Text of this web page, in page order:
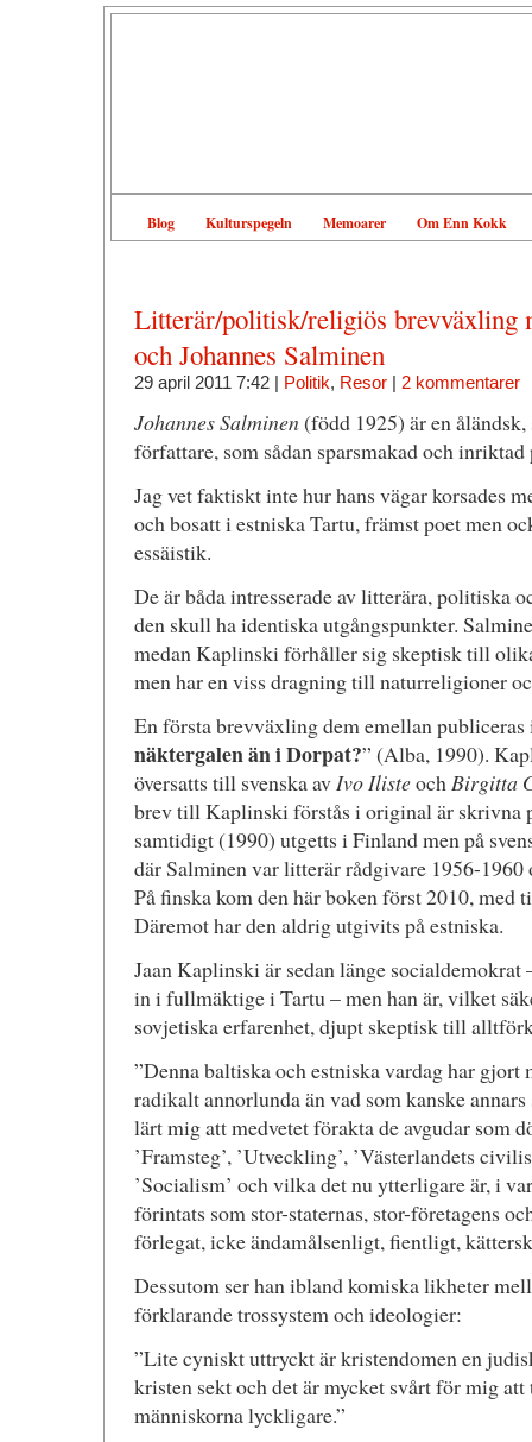
Blog Kulturspegeln Memoarer Om Enn Kokk
Litterär/politisk/religiös brevväxling
och Johannes Salminen
29 april 2011 7:42 | Politik, Resor| 2 kommentarer
Johannes Salminen(född 1925) är en åländsk,
författare, som sådan sparsmakad och inriktad
Jag vet faktiskt inte hur hans vägar korsades
och bosatt i estniska Tartu, främst poet men
essäistik.
De är båda intresserade av litterära, politiska
den skull ha identiska utgångspunkter.
medan Kaplinski förhåller sig skeptisk till
men har en viss dragning till naturreligioner
En första brevväxling dem emellan publiceras
näktergalen än i Dorpat?” (Alba, 1990).
översatts till svenska avIvo IlisteochBirgitta
brev till Kaplinski förstås i original är skrivna
samtidigt (1990) utgetts i Finland men på
där Salminen var litterär rådgivare 1956-
På finska kom den här boken först 2010, med
Däremot har den aldrig utgivits på estniska.
Jaan Kaplinski är sedan länge socialdemokrat
in i fullmäktige i Tartu – men han är, vilket
sovjetiska erfarenhet, djupt skeptisk till
”Denna baltiska och estniska vardag har
radikalt annorlunda än vad som kanske
lärt mig att medvetet förakta de avgudar som
’Framsteg’, ’Utveckling’, ’Västerlandets
’Socialism’ och vilka det nu ytterligare är, i
förintats som stor-staternas, stor-företagens
förlegat, icke ändamålsenligt, fientligt,
Dessutom ser han ibland komiska likheter
förklarande trossystem och ideologier:
”Lite cyniskt uttryckt är kristendomen en
kristen sekt och det är mycket svårt för mig
människorna lyckligare.”